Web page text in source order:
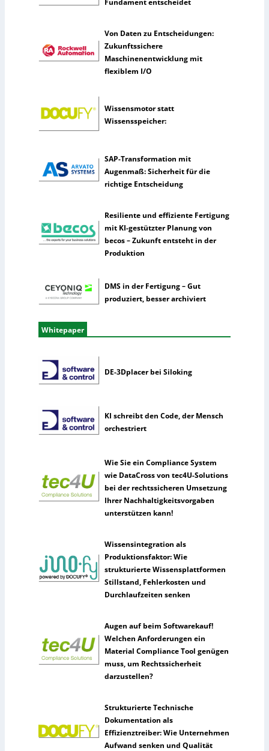
ü
l
e
n
l
l
n
z
Fundament entscheidet
Von Daten zu Entscheidungen:
Zukunftssichere
Maschinenentwicklung mit
flexiblem I/O
Wissensmotor statt
Wissensspeicher:
SAP-Transformation mit
Augenmaß: Sicherheit für die
richtige Entscheidung
Resiliente und effiziente Fertigung
mit KI-gestützter Planung von
becos – Zukunft entsteht in der
Produktion
DMS in der Fertigung – Gut
produziert, besser archiviert
Whitepaper
DE-3Dplacer bei Siloking
KI schreibt den Code, der Mensch
orchestriert
Wie Sie ein Compliance System
wie DataCross von tec4U-Solutions
bei der rechtssicheren Umsetzung
Ihrer Nachhaltigkeitsvorgaben
unterstützen kann!
Wissensintegration als
Produktionsfaktor: Wie
strukturierte Wissensplattformen
Stillstand, Fehlerkosten und
Durchlaufzeiten senken
Augen auf beim Softwarekauf!
Welchen Anforderungen ein
Material Compliance Tool genügen
muss, um Rechtssicherheit
darzustellen?
Strukturierte Technische
Dokumentation als
Effizienztreiber: Wie Unternehmen
Aufwand senken und Qualität